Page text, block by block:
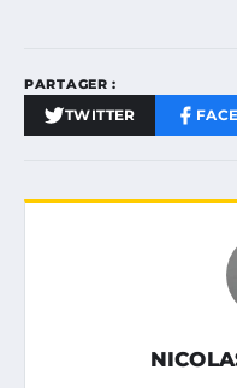
PARTAGER :
TWITTER